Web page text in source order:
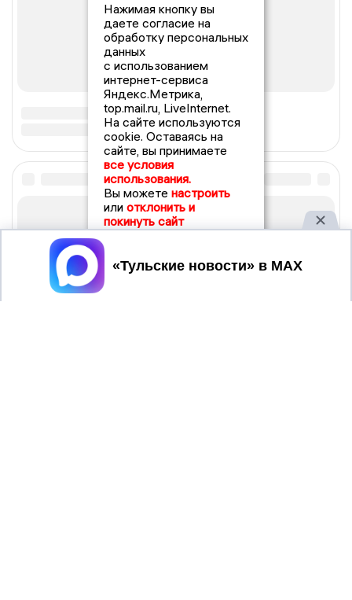
Нажимая кнопку вы
даете согласие на
обработку персональных
данных
с использованием
интернет-сервиса
Яндекс.Метрика,
top.mail.ru, LiveInternet.
На сайте используются
cookie. Оставаясь на
сайте, вы принимаете
все условия
использования.
Вы можете настроить
или отклонить и
покинуть сайт
Принять